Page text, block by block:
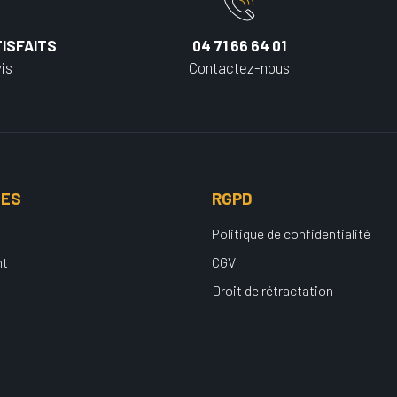
04 71 66 64 01
Contactez-nous
RGPD
Politique de confidentialité
CGV
Droit de rétractation